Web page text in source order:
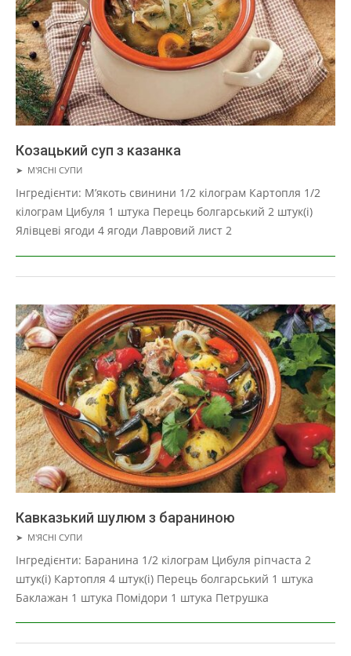
Козацький суп з казанка
2019-
01-
22
➤ М'ЯСНІ СУПИ
Інгредієнти: М’якоть свинини 1/2 кілограм Картопля 1/2
кілограм Цибуля 1 штука Перець болгарський 2 штук(і)
Ялівцеві ягоди 4 ягоди Лавровий лист 2
Кавказький шулюм з бараниною
2019-
01-
➤ М'ЯСНІ СУПИ
Інгредієнти: Баранина 1/2 кілограм Цибуля ріпчаста 2
штук(і) Картопля 4 штук(і) Перець болгарський 1 штука
Баклажан 1 штука Помідори 1 штука Петрушка